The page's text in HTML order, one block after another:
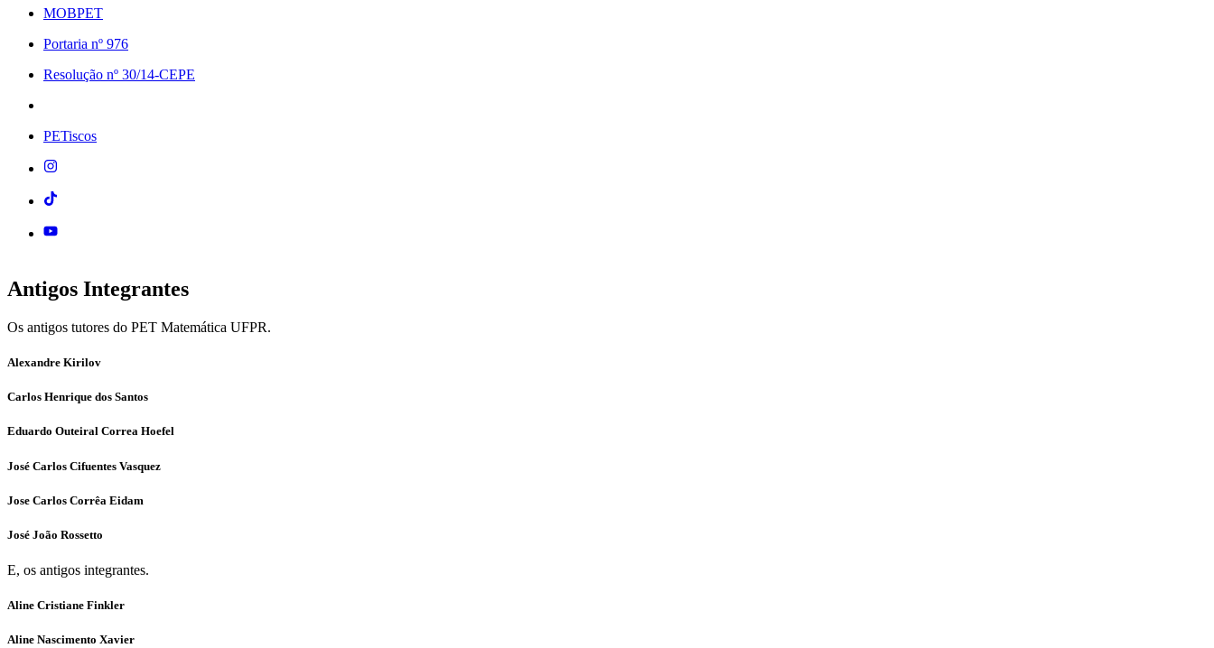
MOBPET
Portaria nº 976
Resolução nº 30/14-CEPE
PETiscos
Antigos Integrantes
Os antigos tutores do PET Matemática UFPR.
Alexandre Kirilov
Carlos Henrique dos Santos
Eduardo Outeiral Correa Hoefel
José Carlos Cifuentes Vasquez
Jose Carlos Corrêa Eidam
José João Rossetto
E, os antigos integrantes.
Aline Cristiane Finkler
Aline Nascimento Xavier